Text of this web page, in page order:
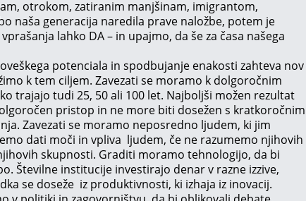
otrokom, zatiranim manjšinam, imigrantom,
naša generacija naredila prave naložbe, potem je
lahko DA – in upajmo, da še za časa našega
potenciala in spodbujanje enakosti zahteva nov
k tem ciljem. Zavezati se moramo k dolgoročnim
trajajo tudi 25, 50 ali 100 let. Najboljši možen rezultat
pristop in ne more biti dosežen s kratkoročnim
Zavezati se moramo neposredno ljudem, ki jim
dati moči in vpliva ljudem, če ne razumemo njihovih
skupnosti. Graditi moramo tehnologijo, da bi
Številne institucije investirajo denar v razne izzive,
se doseže iz produktivnosti, ki izhaja iz inovacij.